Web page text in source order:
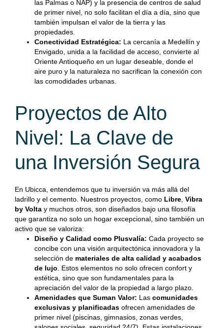
las Palmas o NAP) y la presencia de centros de salud
de primer nivel, no solo facilitan el día a día, sino que
también impulsan el valor de la tierra y las
propiedades.
Conectividad Estratégica: La cercanía a Medellín y
Envigado, unida a la facilidad de acceso, convierte al
Oriente Antioqueño en un lugar deseable, donde el
aire puro y la naturaleza no sacrifican la conexión con
las comodidades urbanas.
Proyectos de Alto
Nivel: La Clave de
una Inversión Segura
En Ubicca, entendemos que tu inversión va más allá del
ladrillo y el cemento. Nuestros proyectos, como Libre Vibra
by Volta y muchos otros, son diseñados bajo una filosofía
que garantiza no solo un hogar excepcional, sino también un
activo que se valoriza:
Diseño y Calidad como Plusvalía: Cada proyecto se
concibe con una visión arquitectónica innovadora y la
selección de materiales de alta calidad y acabados
de lujo . Estos elementos no solo ofrecen confort y
estética, sino que son fundamentales para la
apreciación del valor de la propiedad a largo plazo.
Amenidades que Suman Valor: Las comunidades
exclusivas y planificadas ofrecen amenidades de
primer nivel (piscinas, gimnasios, zonas verdes,